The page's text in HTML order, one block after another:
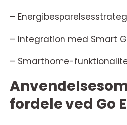
–
– Integration med Smart
– Smarthome-
fordele ved Go